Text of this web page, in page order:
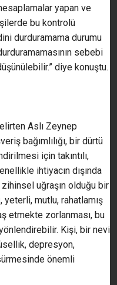
yapan ve
bu kontrolü
durduramama durumu
sebebi
diye konuştu.
Aslı Zeynep
bağımlılığı, bir dürtü
için takıntılı,
ihtiyacın dışında
uğraşın olduğu bir
yeterli, mutlu, rahatlamış
etmekte zorlanması, bu
Kişi, bir nevi
depresyon,
önemli